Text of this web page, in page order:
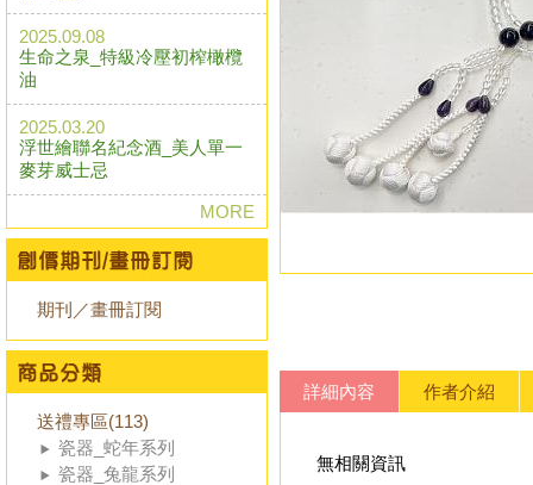
2025.09.08
生命之泉_特級冷壓初榨橄欖
油
2025.03.20
浮世繪聯名紀念酒_美人單一
麥芽威士忌
MORE
期刊／畫冊訂閱
送禮專區(113)
瓷器_蛇年系列
瓷器_兔龍系列
詳細內容 作者介紹
無相關資訊